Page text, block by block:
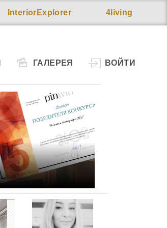
4living
InteriorExplorer
ГАЛЕРЕЯ ВОЙТИ